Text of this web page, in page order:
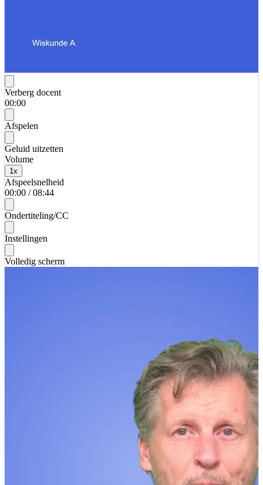
Verberg docent
00:00
Afspelen
Geluid uitzetten
Volume
1 x
Afspeelsnelheid
00:00 / 08:44
Ondertiteling/CC
Instellingen
Volledig scherm